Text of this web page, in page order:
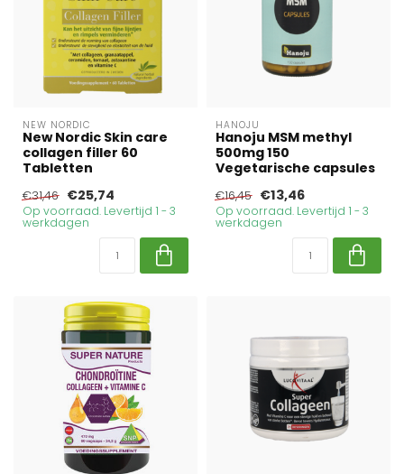
NEW NORDIC
New Nordic Skin care
collagen filler 60
Tabletten
€31,46 €25,74
Op voorraad. Levertijd 1 - 3
werkdagen
HANOJU
Hanoju MSM methyl
500mg 150
Vegetarische capsules
€16,45 €13,46
Op voorraad. Levertijd 1 - 3
werkdagen